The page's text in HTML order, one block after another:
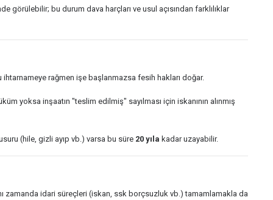
görülebilir; bu durum dava harçları ve usul açısından farklılıklar
rağmen işe başlanmazsa fesih hakları doğar.
yoksa inşaatın "teslim edilmiş" sayılması için iskanının alınmış
(hile, gizli ayıp vb.) varsa bu süre 20 yıla kadar uzayabilir.
zamanda idari süreçleri (iskan, ssk borçsuzluk vb.) tamamlamakla da